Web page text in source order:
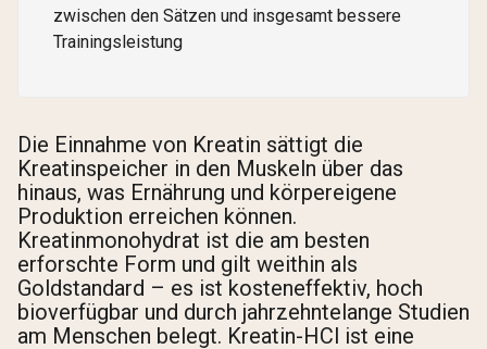
zwischen den Sätzen und insgesamt bessere
Trainingsleistung
Die Einnahme von Kreatin sättigt die
Kreatinspeicher in den Muskeln über das
hinaus, was Ernährung und körpereigene
Produktion erreichen können.
Kreatinmonohydrat ist die am besten
erforschte Form und gilt weithin als
Goldstandard – es ist kosteneffektiv, hoch
bioverfügbar und durch jahrzehntelange Studien
am Menschen belegt. Kreatin-HCl ist eine